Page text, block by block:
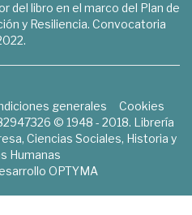
del libro en el marco del Plan de
y Resiliencia. Convocatoria
generales
Cookies
© 1948 - 2018. Librería
Ciencias Sociales, Historia y
Humanas
OPTYMA